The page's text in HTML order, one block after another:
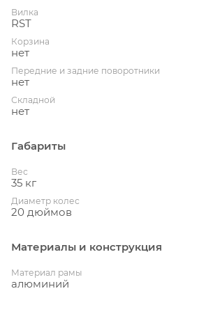
Вилка
RST
Корзина
нет
Передние и задние поворотники
нет
Складной
нет
Габариты
Вес
35 кг
Диаметр колес
20 дюймов
Материалы и конструкция
Материал рамы
алюминий